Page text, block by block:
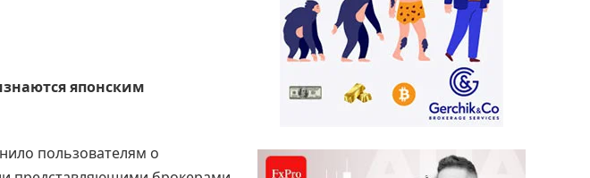
японским
пользователям о